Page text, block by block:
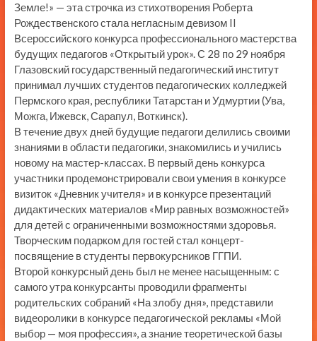
Земле!» — эта строчка из стихотворения Роберта
Рождественского стала негласным девизом II
Всероссийского конкурса профессионального мастерства
будущих педагогов «Открытый урок». С 28 по 29 ноября
Глазовский государственный педагогический институт
принимал лучших студентов педагогических колледжей
Пермского края, республики Татарстан и Удмуртии (Ува,
Можга, Ижевск, Сарапул, Воткинск).
В течение двух дней будущие педагоги делились своими
знаниями в области педагогики, знакомились и учились
новому на мастер-классах. В первый день конкурса
участники продемонстрировали свои умения в конкурсе
визиток «Дневник учителя» и в конкурсе презентаций
дидактических материалов «Мир равных возможностей»
для детей с ограниченными возможностями здоровья.
Творческим подарком для гостей стал концерт-
посвящение в студенты первокурсников ГГПИ.
Второй конкурсный день был не менее насыщенным: с
самого утра конкурсанты проводили фрагменты
родительских собраний «На злобу дня», представили
видеоролики в конкурсе педагогической рекламы «Мой
выбор — моя профессия», а знание теоретической базы